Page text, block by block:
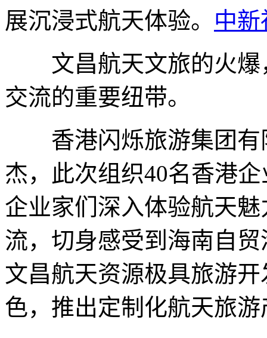
展沉浸式航天体验。 中新
文昌航天文旅的火爆
交流的重要纽带。
香港闪烁旅游集团有
杰，此次组织40名香港
企业家们深入体验航天
流，切身感受到海南自
文昌航天资源极具旅游
色，推出定制化航天旅游